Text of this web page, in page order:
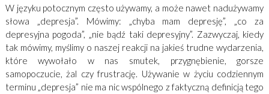
W języku potocznym często używamy, a może nawet nadużywamy
słowa „depresja”. Mówimy: „chyba mam depresję”, „co za
depresyjna pogoda”, „nie bądź taki depresyjny”. Zazwyczaj, kiedy
tak mówimy, myślimy o naszej reakcji na jakieś trudne wydarzenia,
które wywołało w nas smutek, przygnębienie, gorsze
samopoczucie, żal czy frustrację. Używanie w życiu codziennym
terminu „depresja” nie ma nic wspólnego z faktyczną definicją tego